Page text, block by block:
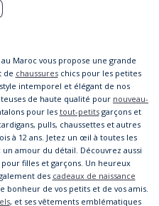
Maroc vous propose une grande
de chaussureschics pour les petites
intemporel et élégant de nos
de haute qualité pour nouveau-
pour les tout-petitsgarçons et
pulls, chaussettes et autres
à 12 ans. Jetez un œil à toutes les
amour du détail. Découvrez aussi
filles et garçons. Un heureux
des cadeaux de naissance
de vos petits et de vos amis.
, et ses vêtements emblématiques